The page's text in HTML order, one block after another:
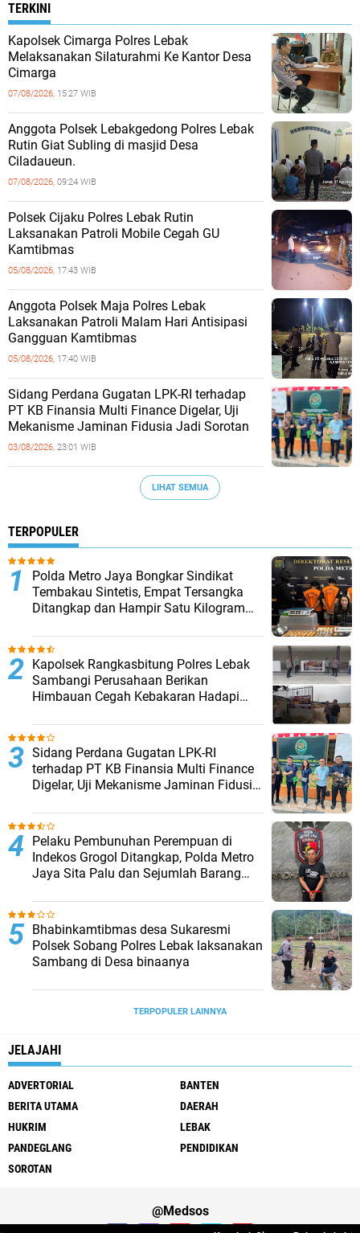
TERKINI
Kapolsek Cimarga Polres Lebak
Melaksanakan Silaturahmi Ke Kantor Desa
Cimarga
07/08/2026, 15:27 WIB
Anggota Polsek Lebakgedong Polres Lebak
Rutin Giat Subling di masjid Desa
Ciladaueun.
07/08/2026, 09:24 WIB
Polsek Cijaku Polres Lebak Rutin
Laksanakan Patroli Mobile Cegah GU
Kamtibmas
05/08/2026, 17:43 WIB
Anggota Polsek Maja Polres Lebak
Laksanakan Patroli Malam Hari Antisipasi
Gangguan Kamtibmas
05/08/2026, 17:40 WIB
Sidang Perdana Gugatan LPK-RI terhadap
PT KB Finansia Multi Finance Digelar, Uji
Mekanisme Jaminan Fidusia Jadi Sorotan
03/08/2026, 23:01 WIB
LIHAT SEMUA
TERPOPULER
‎Polda Metro Jaya Bongkar Sindikat
Tembakau Sintetis, Empat Tersangka
Ditangkap dan Hampir Satu Kilogram
Kapolsek Rangkasbitung Polres Lebak
Sambangi Perusahaan Berikan
Himbauan Cegah Kebakaran Hadapi
Sidang Perdana Gugatan LPK-RI
terhadap PT KB Finansia Multi Finance
Digelar, Uji Mekanisme Jaminan Fidusia
Pelaku Pembunuhan Perempuan di
Indekos Grogol Ditangkap, Polda Metro
Jaya Sita Palu dan Sejumlah Barang
Bhabinkamtibmas desa Sukaresmi
Polsek Sobang Polres Lebak laksanakan
Sambang di Desa binaanya
TERPOPULER LAINNYA
JELAJAHI
ADVERTORIAL
BANTEN
BERITA UTAMA
DAERAH
HUKRIM
LEBAK
PANDEGLANG
PENDIDIKAN
SOROTAN
@Medsos